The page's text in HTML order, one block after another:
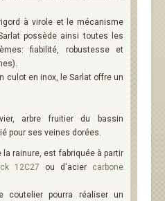
à virole et le mécanisme
possède ainsi toutes les
fiabilité, robustesse et
culot en inox, le Sarlat offre un
arbre fruitier du bassin
pour ses veines dorées.
la rainure, est fabriquée à partir
12C27 ou d'acier carbone
coutelier pourra réaliser un